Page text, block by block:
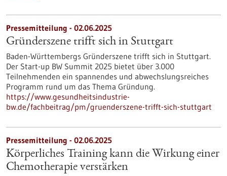
Pressemitteilung - 02.06.2025
Gründerszene trifft sich in Stuttgart
Baden-Württembergs Gründerszene trifft sich in Stuttgart.
Der Start-up BW Summit 2025 bietet über 3.000
Teilnehmenden ein spannendes und abwechslungsreiches
Programm rund um das Thema Gründung.
https://www.gesundheitsindustrie-
bw.de/fachbeitrag/pm/gruenderszene-trifft-sich-stuttgart
Pressemitteilung - 02.06.2025
Körperliches Training kann die Wirkung einer
Chemotherapie verstärken